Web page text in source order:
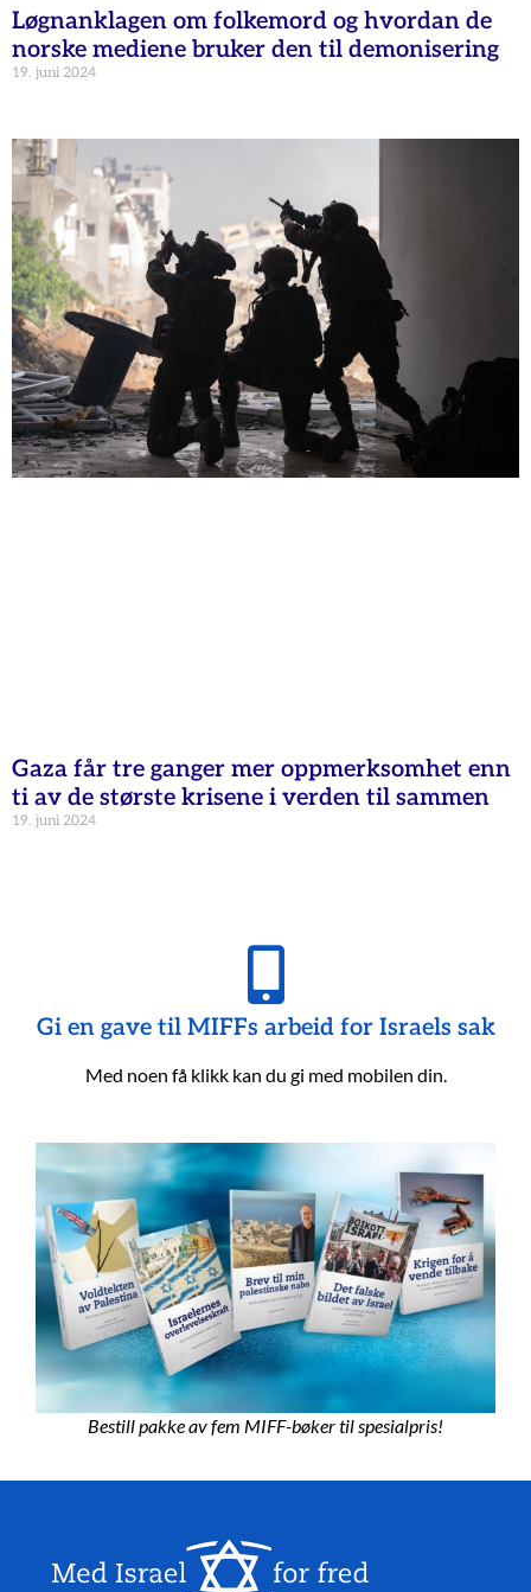
Løgnanklagen om folkemord og hvordan de
norske mediene bruker den til demonisering
19. juni 2024
Gaza får tre ganger mer oppmerksomhet enn
ti av de største krisene i verden til sammen
19. juni 2024
Gi en gave til MIFFs arbeid for Israels sak
Med noen få klikk kan du gi med mobilen din.
Bestill pakke av fem MIFF-bøker til spesialpris!